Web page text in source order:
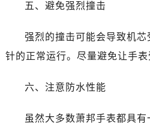
五、避免强烈撞击
强烈的撞击可能会导致机
针的正常运行。尽量避免让手表
六、注意防水性能
虽然大多数萧邦手表都具